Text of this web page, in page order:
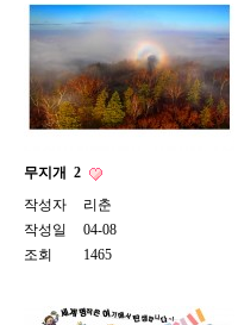
무지개 2
작성자
리춘
작성일
04-08
조회
1465